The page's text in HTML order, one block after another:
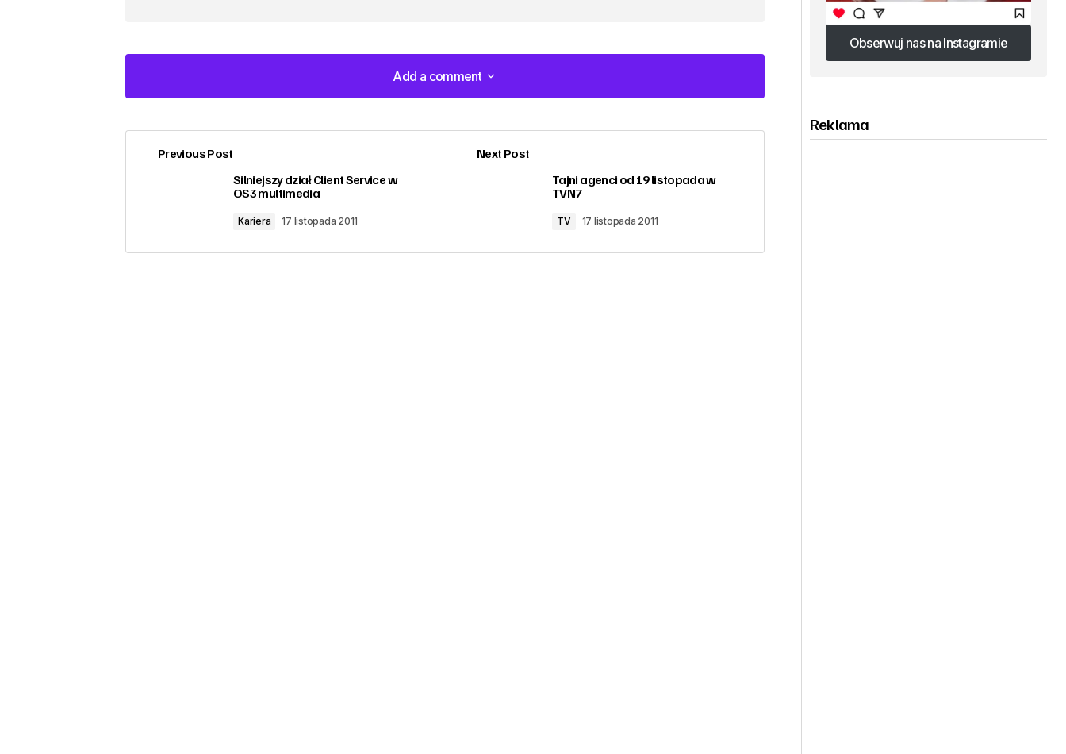
Add a comment
Add a comment
zalogować
Previous Post
Silniejszy dział Client Service w
OS3 multimedia
Kariera 17 listopada 2011
Next Post
Tajni agenci od 19 listopada w
TVN7
TV 17 listopada 2011
Obserwuj nas na Instagramie
Obserwuj nas na Instagramie
Reklama